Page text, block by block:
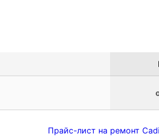
Прайс-лист на ремонт